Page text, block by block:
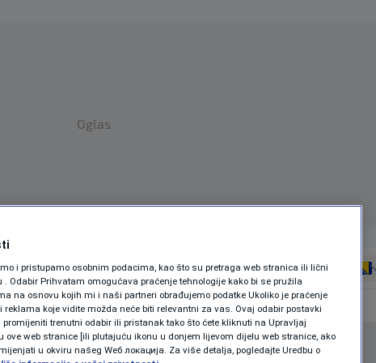
Oglas
ZDRAVLJE
SHOWBIZ
i pristupamo osobnim podacima, kao što su pretraga web stranica ili lični
Odabir Prihvatam omogućava praćenje tehnologije kako bi se pružila
na osnovu kojih mi i naši partneri obrađujemo podatke Ukoliko je praćenje
reklama koje vidite možda neće biti relevantni za vas. Ovaj odabir postavki
promijeniti trenutni odabir ili pristanak tako što ćete kliknuti na Upravljaj
web stranice [ili plutajuću ikonu u donjem lijevom dijelu web stranice, ako
u okviru našeg Wеб локација. Za više detalja, pogledajte Uredbu o